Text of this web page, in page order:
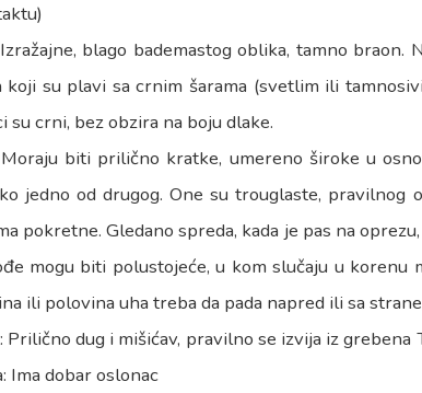
blago bademastog oblika, tamno
koji su plavi sa crnim šarama (svetlim ili
su crni, bez obzira na boju dlake.
biti prilično kratke, umereno široke u
jedno od drugog. One su trouglaste,
pokretne. Gledano spreda, kada je pas na
mogu biti polustojeće, u kom slučaju u
ili polovina uha treba da pada napred ili sa
Prilično dug i mišićav, pravilno se izvija iz
Ima dobar oslonac